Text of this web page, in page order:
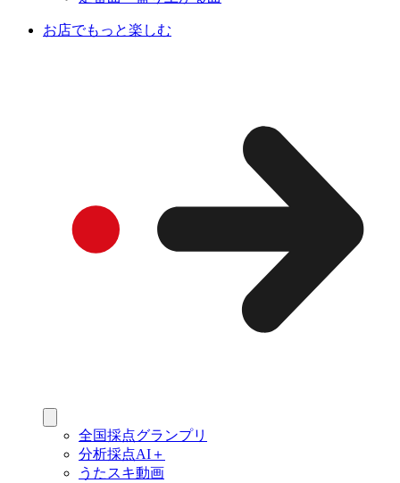
お店でもっと楽しむ
全国採点グランプリ
分析採点AI＋
うたスキ動画